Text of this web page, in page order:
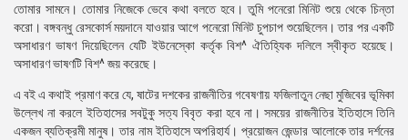
তোমার সামনে। তোমার নিজেকে ভেবে কথা বলতে হবে। তুমি পনেরো মিনিট শুয়ে থেকে চিন্তা
করো। বঙ্গবন্ধু রেসকোর্স ময়দানে যাওয়ার আগে পনেরো মিনিট চুপচাপ শুয়েছিলেন। তার পর একটি
অসাধারণ ভাষণ দিয়েছিলেন যেটি ইউনেস্কো কর্তৃক বিশ^ ঐতিহ্যিক দলিলে স্বীকৃত হয়েছে।
অসাধারণ ভাষণটি বিশ^ জয় করেছে।
এ বই এ কথাই প্রমাণ করে যে, ষাটের দশকের রাজনীতির গবেষণায় ফজিলাতুন নেছা মুজিবের ভূমিকা
উল্লেখ না করলে ইতিহাসের সবটুকু সত্য বিবৃত করা হবে না। সময়ের রাজনীতির ইতিহাসে তিনি
একজন ব্যতিক্রমী মানুষ। তার নাম ইতিহাসে অপরিহার্য। প্রয়োজন জেন্ডার আলোকে তার দর্শনের